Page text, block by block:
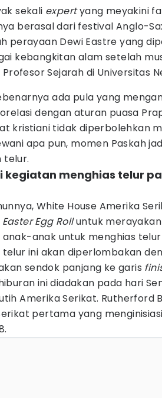
sekali expertyang meyakini
berasal dari festival Anglo-
perayaan Dewi Eastre yang
kebangkitan alam setelah
Profesor Sejarah di Universitas
ada pula yang
dengan aturan puasa
kristiani tidak diperbolehkan
apa pun, momen Paskah
telur.
kegiatan menghias telur
White House Amerika
Easter Egg Rolluntuk merayakan
anak untuk menghias
telur ini akan diperlombakan
sendok panjang ke garis
ini diadakan pada hari
Amerika Serikat. Rutherford
pertama yang